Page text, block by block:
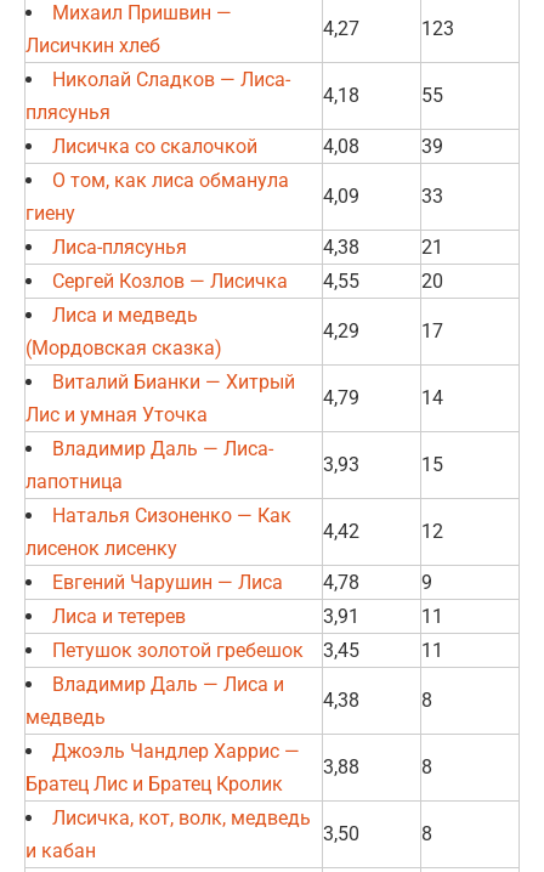
Михаил Пришвин —
Лисичкин хлеб
4,27 123
Николай Сладков — Лиса-
плясунья
4,18 55
Лисичка со скалочкой 4,08
39
О том, как лиса обманула
гиену
4,09 33
Лиса-плясунья 4,38
21
Сергей Козлов — Лисичка
4,55
20
Лиса и медведь
(Мордовская сказка)
4,29 17
Виталий Бианки — Хитрый
Лис и умная Уточка
4,79 14
Владимир Даль — Лиса-
лапотница
3,93 15
Наталья Сизоненко — Как
лисенок лисенку
4,42 12
Евгений Чарушин — Лиса 4,78
9
Лиса и тетерев
3,91
11
Петушок золотой гребешок
3,45
11
Владимир Даль — Лиса и
медведь
4,38 8
Джоэль Чандлер Харрис —
Братец Лис и Братец Кролик
3,88 8
Лисичка, кот, волк, медведь
и кабан
3,50 8